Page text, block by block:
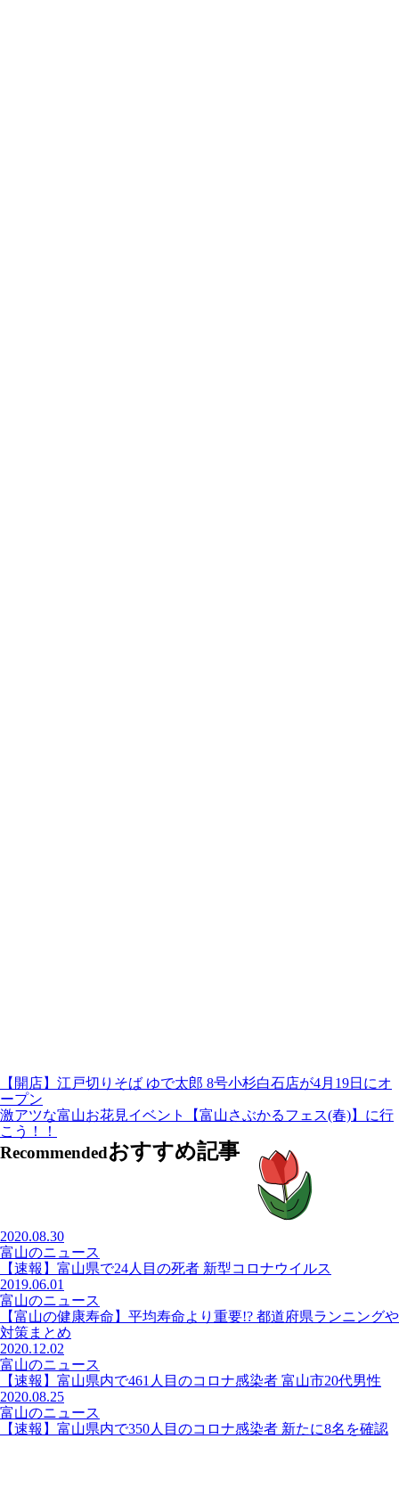
【開店】江戸切りそば ゆで太郎 8号小杉白石店が4月19日にオ
ープン
激アツな富山お花見イベント【富山さぶかるフェス(春)】に行
こう！！
Recommendedおすすめ記事
2020.08.30
富山のニュース
【速報】富山県で24人目の死者 新型コロナウイルス
2019.06.01
富山のニュース
【富山の健康寿命】平均寿命より重要!? 都道府県ランニングや
対策まとめ
2020.12.02
富山のニュース
【速報】富山県内で461人目のコロナ感染者 富山市20代男性
2020.08.25
富山のニュース
【速報】富山県内で350人目のコロナ感染者 新たに8名を確認